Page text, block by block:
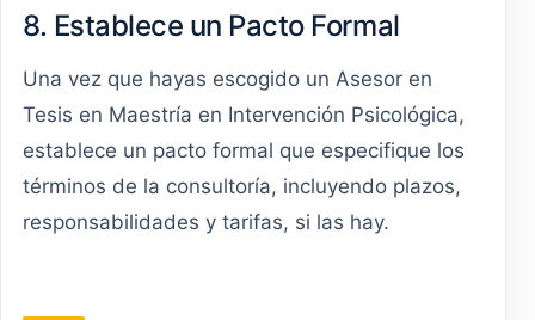
8. Establece un Pacto Formal
Una vez que hayas escogido un Asesor en
Tesis en Maestría en Intervención Psicológica,
establece un pacto formal que especifique los
términos de la consultoría, incluyendo plazos,
responsabilidades y tarifas, si las hay.